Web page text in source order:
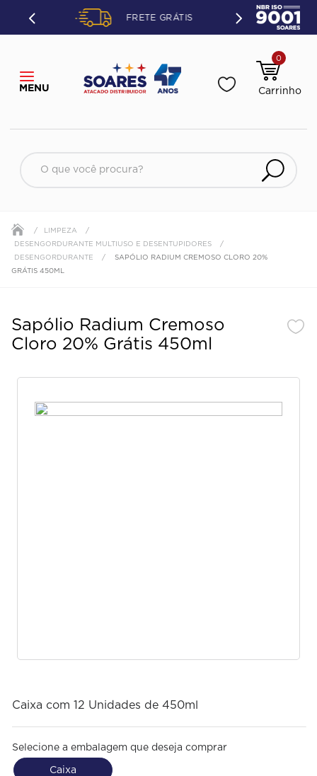
FRETE GRÁTIS
0
O que você procura?
LIMPEZA
DESENGORDURANTE MULTIUSO E DESENTUPIDORES
DESENGORDURANTE
SAPÓLIO RADIUM CREMOSO CLORO 20%
GRÁTIS 450ML
Sapólio Radium Cremoso
Cloro 20% Grátis 450ml
Caixa com 12 Unidades de 450ml
Selecione a embalagem que deseja comprar
Caixa